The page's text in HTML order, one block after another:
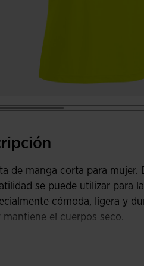
de manga corta para
se puede utilizar para
cómoda, ligera y
mantiene el cuerpos seco.
de cuello redondo
de movimiento. Este tipo de